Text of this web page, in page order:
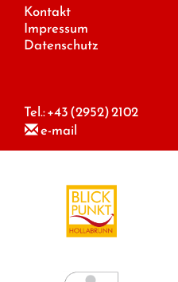
Kontakt
Impressum
Datenschutz
Tel.:+43 (2952) 2102
e-mail